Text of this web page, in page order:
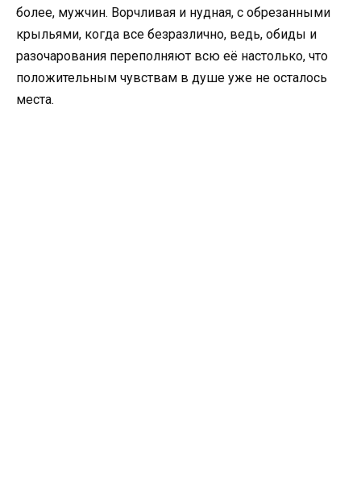
более, мужчин. Ворчливая и нудная, с обрезанными
крыльями, когда все безразлично, ведь, обиды и
разочарования переполняют всю её настолько, что
положительным чувствам в душе уже не осталось
места.